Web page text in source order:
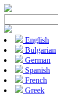
English
Bulgarian
German
Spanish
French
Greek